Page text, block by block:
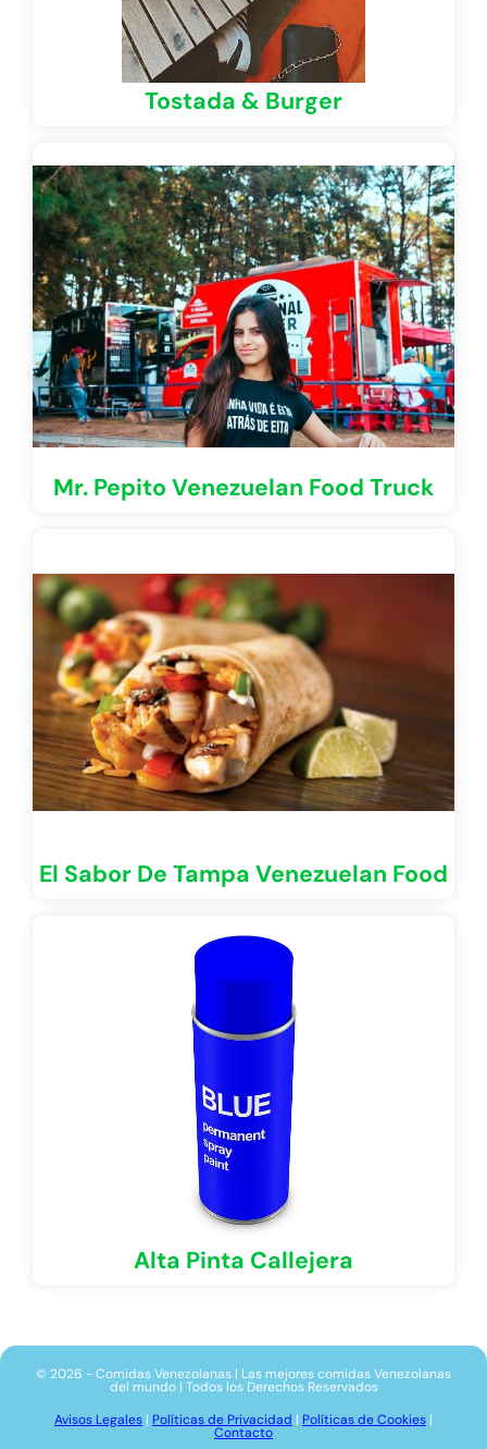
Tostada & Burger
Mr. Pepito Venezuelan Food Truck
El Sabor De Tampa Venezuelan Food
Alta Pinta Callejera
© 2026 - Comidas Venezolanas | Las mejores comidas Venezolanas
del mundo | Todos los Derechos Reservados
Avisos Legales | Políticas de Privacidad | Políticas de Cookies |
Contacto